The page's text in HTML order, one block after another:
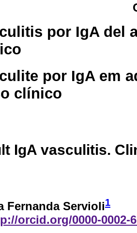
por IgA del
por IgA em
clínico
IgA vasculitis.
Fernanda Servioli1
orcid.org/0000-0002-